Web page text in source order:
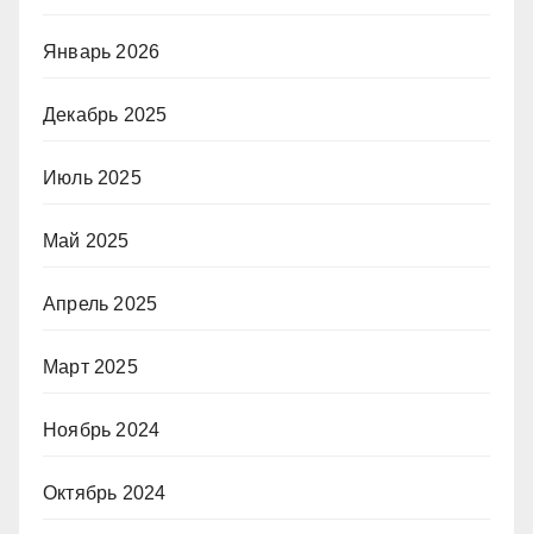
Январь 2026
Декабрь 2025
Июль 2025
Май 2025
Апрель 2025
Март 2025
Ноябрь 2024
Октябрь 2024